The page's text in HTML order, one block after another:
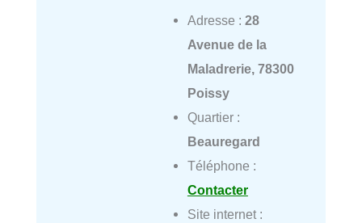
Adresse : 28
Avenue de la
Maladrerie, 78300
Poissy
Quartier :
Beauregard
Téléphone :
Contacter
Site internet :